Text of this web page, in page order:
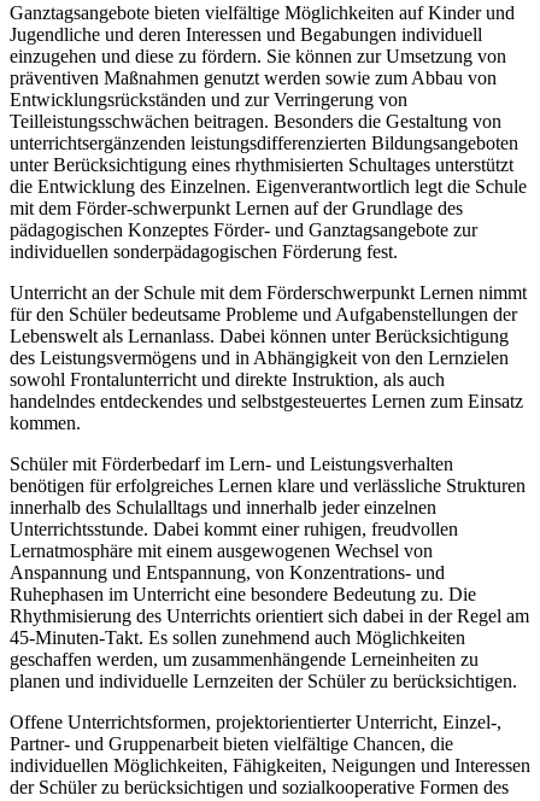
Ganztagsangebote bieten vielfältige Möglichkeiten auf Kinder und
Jugendliche und deren Interessen und Begabungen individuell
einzugehen und diese zu fördern. Sie können zur Umsetzung von
präventiven Maßnahmen genutzt werden sowie zum Abbau von
Entwicklungsrückständen und zur Verringerung von
Teilleistungsschwächen beitragen. Besonders die Gestaltung von
unterrichtsergänzenden leistungsdifferenzierten Bildungsangeboten
unter Berücksichtigung eines rhythmisierten Schultages unterstützt
die Entwicklung des Einzelnen. Eigenverantwortlich legt die Schule
mit dem Förder-schwerpunkt Lernen auf der Grundlage des
pädagogischen Konzeptes Förder- und Ganztagsangebote zur
individuellen sonderpädagogischen Förderung fest.
Unterricht an der Schule mit dem Förderschwerpunkt Lernen nimmt
für den Schüler bedeutsame Probleme und Aufgabenstellungen der
Lebenswelt als Lernanlass. Dabei können unter Berücksichtigung
des Leistungsvermögens und in Abhängigkeit von den Lernzielen
sowohl Frontalunterricht und direkte Instruktion, als auch
handelndes entdeckendes und selbstgesteuertes Lernen zum Einsatz
kommen.
Schüler mit Förderbedarf im Lern- und Leistungsverhalten
benötigen für erfolgreiches Lernen klare und verlässliche Strukturen
innerhalb des Schulalltags und innerhalb jeder einzelnen
Unterrichtsstunde. Dabei kommt einer ruhigen, freudvollen
Lernatmosphäre mit einem ausgewogenen Wechsel von
Anspannung und Entspannung, von Konzentrations- und
Ruhephasen im Unterricht eine besondere Bedeutung zu. Die
Rhythmisierung des Unterrichts orientiert sich dabei in der Regel am
45-Minuten-Takt. Es sollen zunehmend auch Möglichkeiten
geschaffen werden, um zusammenhängende Lerneinheiten zu
planen und individuelle Lernzeiten der Schüler zu berücksichtigen.
Offene Unterrichtsformen, projektorientierter Unterricht, Einzel-,
Partner- und Gruppenarbeit bieten vielfältige Chancen, die
individuellen Möglichkeiten, Fähigkeiten, Neigungen und Interessen
der Schüler zu berücksichtigen und sozialkooperative Formen des